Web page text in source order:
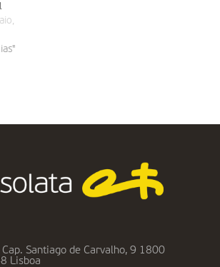
Cap. Santiago de Carvalho, 9 1800
Lisboa